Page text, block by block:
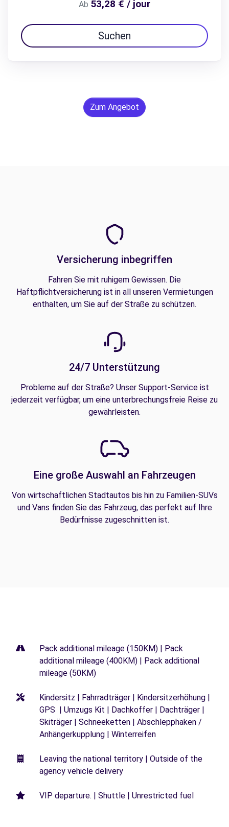
Ab 53,28 € / jour
Suchen
Zum Angebot
Versicherung inbegriffen
Fahren Sie mit ruhigem Gewissen. Die
Haftpflichtversicherung ist in all unseren Vermietungen
enthalten, um Sie auf der Straße zu schützen.
24/7 Unterstützung
Probleme auf der Straße? Unser Support-Service ist
jederzeit verfügbar, um eine unterbrechungsfreie Reise zu
gewährleisten.
Eine große Auswahl an Fahrzeugen
Von wirtschaftlichen Stadtautos bis hin zu Familien-SUVs
und Vans finden Sie das Fahrzeug, das perfekt auf Ihre
Bedürfnisse zugeschnitten ist.
Pack additional mileage (150KM) | Pack
additional mileage (400KM) | Pack additional
mileage (50KM)
Kindersitz | Fahrradträger | Kindersitzerhöhung |
GPS | Umzugs Kit | Dachkoffer | Dachträger |
Skiträger | Schneeketten | Abschlepphaken /
Anhängerkupplung | Winterreifen
Leaving the national territory | Outside of the
agency vehicle delivery
VIP departure. | Shuttle | Unrestricted fuel